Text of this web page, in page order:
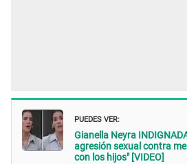
PUEDES VER:
Gianella Neyra
agresión sexual contra
con los hijos" [VIDEO]